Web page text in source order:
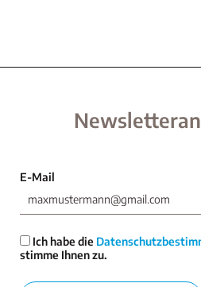
E-Mail
Ich habe die
stimme Ihnen zu.